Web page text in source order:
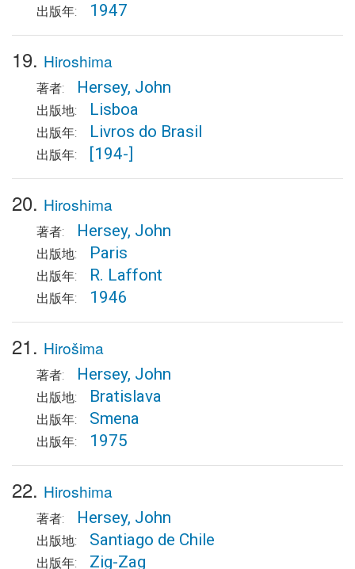
出版年: 1947
19. Hiroshima
著者: Hersey, John
出版地: Lisboa
出版年: Livros do Brasil
出版年: [194-]
20. Hiroshima
著者: Hersey, John
出版地: Paris
出版年: R. Laffont
出版年: 1946
21. Hirošima
著者: Hersey, John
出版地: Bratislava
出版年: Smena
出版年: 1975
22. Hiroshima
著者: Hersey, John
出版地: Santiago de Chile
出版年: Zig-Zag